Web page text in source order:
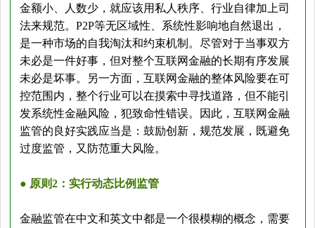
金额小、人数少，就应该用私人秩序、行业自律加上司
法来规范。P2P等无区域性、系统性影响地自然退出，
是一种市场的自我淘汰和约束机制。尽管对于当事双方
未必是一件好事，但对整个互联网金融的长期有序发展
未必是坏事。另一方面，互联网金融的整体风险要在可
控范围内，整个行业可以在摸索中寻找道路，但不能引
发系统性金融风险，犯致命性错误。因此，互联网金融
监管的良好实践应当是：鼓励创新，规范发展，既避免
过度监管，又防范重大风险。
● 原则2：实行动态比例监管
金融监管在中文和英文中都是一个很模糊的概念，需要